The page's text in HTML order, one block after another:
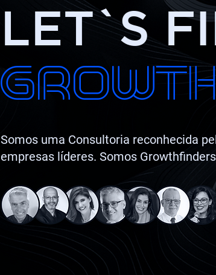
LET`S
Somos uma Consultoria reconhecida
empresas líderes. Somos